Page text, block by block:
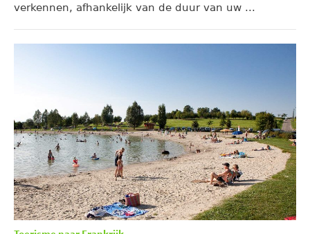
verkennen, afhankelijk van de duur van uw ...